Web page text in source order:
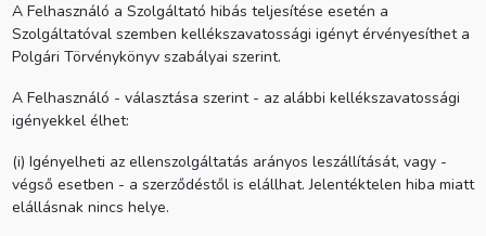
A Felhasználó a Szolgáltató hibás teljesítése esetén a
Szolgáltatóval szemben kellékszavatossági igényt érvényesíthet a
Polgári Törvénykönyv szabályai szerint.
A Felhasználó - választása szerint - az alábbi kellékszavatossági
igényekkel élhet:
(i) Igényelheti az ellenszolgáltatás arányos leszállítását, vagy -
végső esetben - a szerződéstől is elállhat. Jelentéktelen hiba miatt
elállásnak nincs helye.